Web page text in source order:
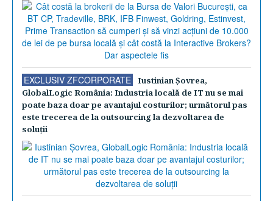
EXCLUSIV ZFCORPORATE
Iustinian Şovrea,
GlobalLogic România: Industria locală de IT nu se mai
poate baza doar pe avantajul costurilor; următorul pas
este trecerea de la outsourcing la dezvoltarea de
soluţii